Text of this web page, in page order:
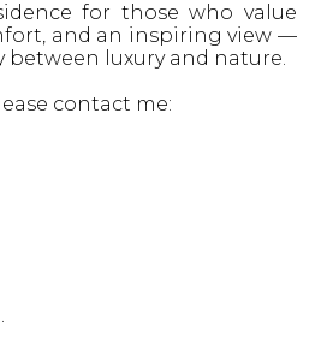
for those who value
and an inspiring view —
luxury and nature.
contact me: